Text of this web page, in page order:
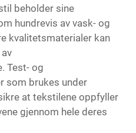
beholder sine
hundrevis av vask- og
kvalitetsmaterialer kan
Test- og
som brukes under
at tekstilene oppfyller
gjennom hele deres